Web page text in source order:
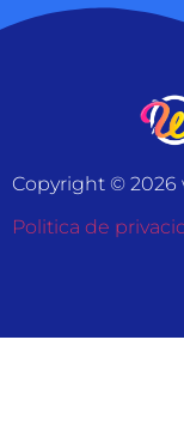
Copyright © 2026
Politica de